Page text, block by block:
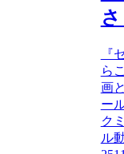
『
ら
画
ー
ク
ル